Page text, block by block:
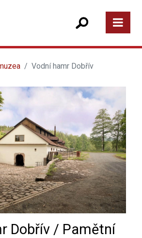
Vodní hamr Dobřív
Dobřív / Pamětní